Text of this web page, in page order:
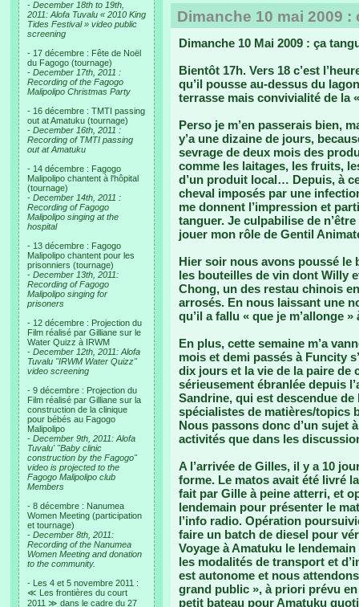
- December 18th to 19th,
2011: Alofa Tuvalu « 2010 King
Tides Festival » video public
screening
- 17 décembre : Fête de Noël
du Fagogo (tournage)
- December 17th, 2011 :
Recording of the Fagogo
Malipolipo Christmas Party
- 16 décembre : TMTI passing
out at Amatuku (tournage)
- December 16th, 2011 :
Recording of TMTI passing
out at Amatuku
- 14 décembre : Fagogo
Malipolipo chantent à l'hôpital
(tournage)
- December 14th, 2011 :
Recording of Fagogo
Malipolipo singing at the
hospital
- 13 décembre : Fagogo
Malipolipo chantent pour les
prisonniers (tournage)
- December 13th, 2011:
Recording of Fagogo
Malipolipo singing for
prisoners
- 12 décembre : Projection du
Film réalisé par Gilliane sur le
Water Quizz à IRWM
- December 12th, 2011: Alofa
Tuvalu "IRWM Water Quizz"
video screening
- 9 décembre : Projection du
Film réalisé par Gilliane sur la
construction de la clinique
pour bébés au Fagogo
Malipolipo
- December 9th, 2011: Alofa
Tuvalu' "Baby clinic
construction by the Fagogo"
video is projected to the
Fagogo Malipolipo club
Members
- 8 décembre : Nanumea
Women Meeting (participation
et tournage)
- December 8th, 2011:
Recording of the Nanumea
Women Meeting and donation
to the community.
- Les 4 et 5 novembre 2011 :
≪ Les frontières du court
2011 ≫ dans le cadre du 27
Dimanche 10 mai 2009 :
Dimanche 10 Mai 2009 : ça
Bientôt 17h. Vers 18 c’est
qu’il pousse au-dessus du
terrasse mais convivialité de la
Perso je m’en passerais bien,
y’a une dizaine de jours,
sevrage de deux mois des
comme les laitages, les fruits,
d’un produit local… Depuis, à
cheval imposés par une
me donnent l’impression et
tanguer. Je culpabilise de
jouer mon rôle de Gentil
Hier soir nous avons poussé le
les bouteilles de vin dont Willy
Chong, un des restau chinois
arrosés. En nous laissant une
qu’il a fallu « que je m’allonge
En plus, cette semaine m’a
mois et demi passés à Funcity
dix jours et la vie de la paire de
sérieusement ébranlée depuis
Sandrine, qui est descendue de
spécialistes de matières/topics
Nous passons donc d’un sujet
activités que dans les
A l’arrivée de Gilles, il y a 10
forme. Le matos avait été livré
fait par Gille à peine atterri, et
lendemain pour présenter le
l’info radio. Opération
faire un batch de diesel pour
Voyage à Amatuku le
les modalités de transport et
est autonome et nous
grand public », à priori prévu
petit bateau pour Amatuku